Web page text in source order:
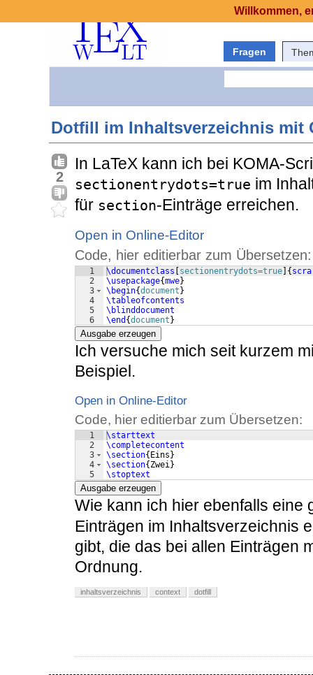
Fragen
Dotfill im Inhaltsverzeichnis mit
2
In LaTeX kann ich bei KOMA-
sectionentrydots=true im
für section-Einträge erreichen.
Open in Online-Editor
Code, hier editierbar zum Übersetzen:
1
2
3
4
5
6
\documentclass sectionentrydots=true {
\usepackage{mwe}
\begin{document }
\tableofcontents
\blinddocument
\end {document }
Ausgabe erzeugen
Ich versuche mich seit kurzem
Beispiel.
Open in Online-Editor
Code, hier editierbar zum Übersetzen:
1
2
3
4
5
\starttext
\completecontent
\section{ Eins }
\section{ Zwei}
\stoptext
Ausgabe erzeugen
Wie kann ich hier ebenfalls eine
Einträgen im Inhaltsverzeichnis
gibt, die das bei allen Einträgen
Ordnung.
inhaltsverzeichnis context dotfill
Willkommen,